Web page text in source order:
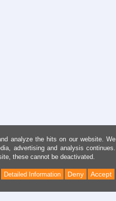
analyze the hits on our website. We
advertising and analysis continues.
these cannot be deactivated.
Accept
Deny
Detailed Information